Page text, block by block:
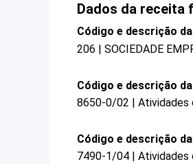
Dados da receita
Código e descrição
206 | SOCIEDADE
Código e descrição
8650-0/02 | Atividades
Código e descrição
7490-1/04 | Atividades